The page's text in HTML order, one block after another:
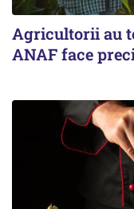
Agricultorii au
ANAF face